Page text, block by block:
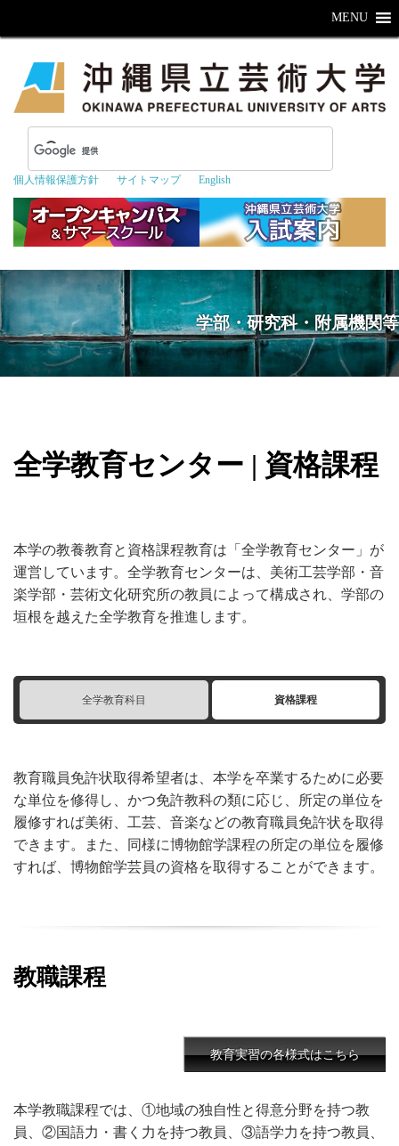
個人情報保護方針 サイトマップ English
MENU
学部・研究科・附属機関等
全学教育センター | 資格課程
本学の教養教育と資格課程教育は「全学教育センター」が
運営しています。全学教育センターは、美術工芸学部・音
楽学部・芸術文化研究所の教員によって構成され、学部の
垣根を越えた全学教育を推進します。
全学教育科目 資格課程
教育職員免許状取得希望者は、本学を卒業するために必要
な単位を修得し、かつ免許教科の類に応じ、所定の単位を
履修すれば美術、工芸、音楽などの教育職員免許状を取得
できます。また、同様に博物館学課程の所定の単位を履修
すれば、博物館学芸員の資格を取得することができます。
教職課程
教育実習の各様式はこちら
本学教職課程では、①地域の独自性と得意分野を持つ教
員、②国語力・書く力を持つ教員、③語学力を持つ教員、